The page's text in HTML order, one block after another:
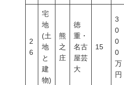
2
6
宅
地
(土
地
と
建
物)
熊
之
庄
徳
重・
名古
屋芸
大
15
3
0
0
0
万
円